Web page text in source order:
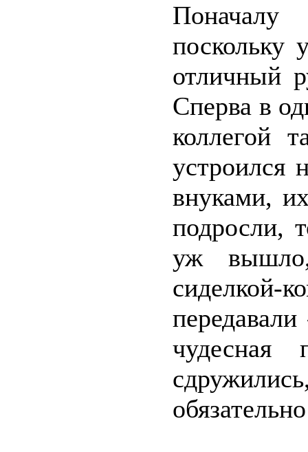
поскольку
отличный
Сперва в
коллегой
устроился
внуками,
подросли,
уж